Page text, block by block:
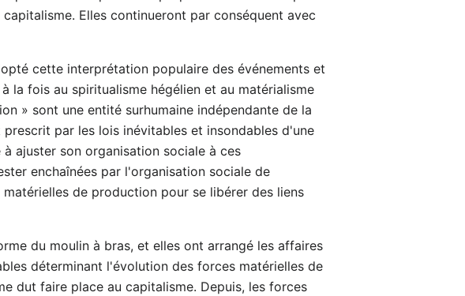
Elles continueront par conséquent avec
cette interprétation populaire des événements et
la fois au spiritualisme hégélien et au matérialisme
» sont une entité surhumaine indépendante de la
par les lois inévitables et insondables d'une
ajuster son organisation sociale à ces
enchaînées par l'organisation sociale de
de production pour se libérer des liens
du moulin à bras, et elles ont arrangé les affaires
déterminant l'évolution des forces matérielles de
dut faire place au capitalisme. Depuis, les forces